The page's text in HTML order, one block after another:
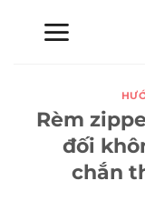
Rèm
đối
chắn